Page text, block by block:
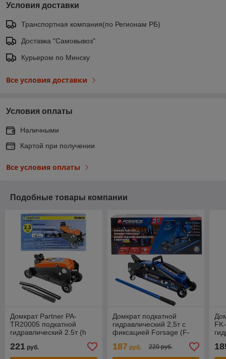
Условия доставки
Транспортная компания(по Регионам РБ)
Доставка "Самовывоз"
Курьером по Минску
Все условия доставки
Условия оплаты
Наличными
Картой при получении
Все условия оплаты
Подобные товары компании
Домкрат Partner PA-
TR20005 подкатной
гидравлический 2.5т (h
min 140мм, h max 390мм)
221 руб.
Домкрат подкатной
гидравлический 2,5т с
фиксацией Forsage (F-
TH22501CB) с резиновой
накладкой
187 руб. 220 руб.